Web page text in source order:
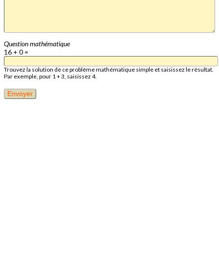
Question mathématique
16 + 0 =
Trouvez la solution de ce problème mathématique simple et saisissez le résultat.
Par exemple, pour 1 + 3, saisissez 4.